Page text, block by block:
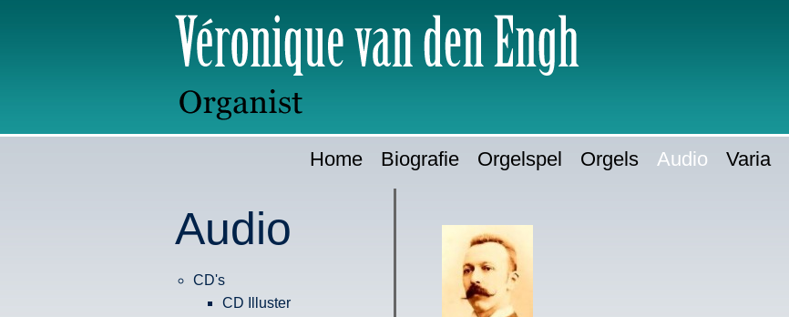
Home Biografie Orgelspel Orgels Audio Varia
Audio
CD's
CD Illuster